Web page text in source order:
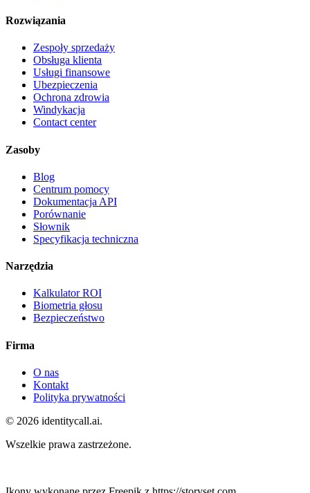
Rozwiązania
Zespoły sprzedaży
Obsługa klienta
Usługi finansowe
Ubezpieczenia
Ochrona zdrowia
Windykacja
Contact center
Zasoby
Blog
Centrum pomocy
Dokumentacja API
Porównanie
Słownik
Specyfikacja techniczna
Narzędzia
Kalkulator ROI
Biometria głosu
Bezpieczeństwo
Firma
O nas
Kontakt
Polityka prywatności
© 2026 identitycall.ai.
Wszelkie prawa zastrzeżone.